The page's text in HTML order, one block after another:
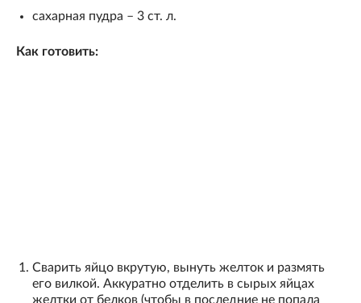
сахарная пудра – 3 ст. л.
Как готовить:
Сварить яйцо вкрутую, вынуть желток и размять
его вилкой. Аккуратно отделить в сырых яйцах
желтки от белков (чтобы в последние не попала